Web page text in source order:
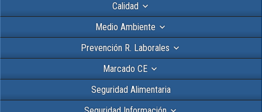
Calidad
Medio Ambiente
Prevención R. Laborales
Marcado CE
Seguridad Alimentaria